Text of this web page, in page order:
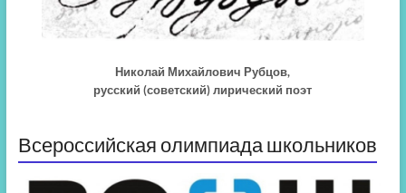
Николай Михайлович Рубцов,
русский (советский) лирический поэт
Всероссийская олимпиада школьников